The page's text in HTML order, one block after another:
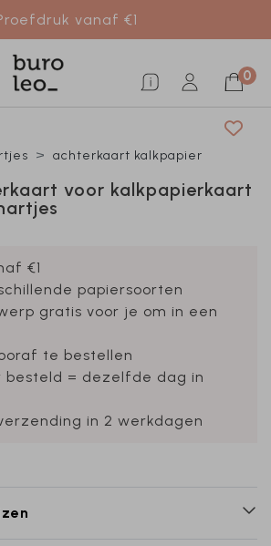
vanaf €1
0
achterkaart kalkpapier
voor kalkpapierkaart
€1
papiersoorten
gratis voor je om in een
te bestellen
besteld = dezelfde dag in
in 2 werkdagen